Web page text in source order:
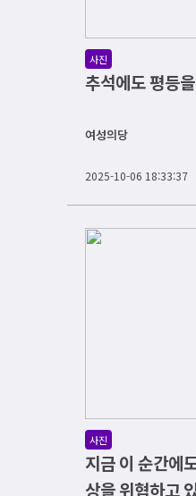
사진
추석에도 평등
여성의당
2025-10-06 18:33:37
사진
지금 이 순간에
상을 위협하고